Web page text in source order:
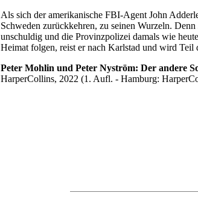
Als sich der amerikanische FBI-Agent John
Schweden zurückkehren, zu seinen Wurzeln.
unschuldig und die Provinzpolizei damals wie
Heimat folgen, reist er nach Karlstad und wird
Peter Mohlin und Peter Nyström: Der andere
HarperCollins, 2022 (1. Aufl. - Hamburg: